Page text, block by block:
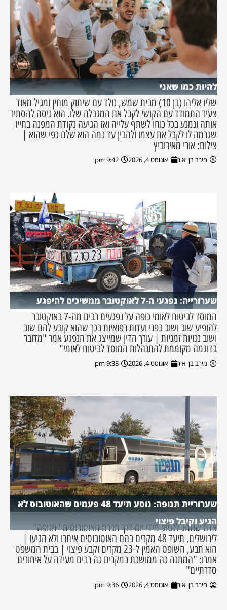
להיות כמו שאני
שליו אליהו (בן 10) מבית שמש, נולד עם שיתוק מוחין ומגיל מאוד
צעיר התמודד עם הקושי לקבל את המגבלה שלו. הוא ניסה להסתיר
אותה ונמנע בכל כוחו לשתף עלייה ואז הגיעה נקודת המפנה בחייו
שגרמה לו לקבל את עצמו ולהבין עד כמה הוא שלם כפי שהוא |
צילום: אורי מאירוביץ
מירב בן יאיר אוגוסט 4, 2026 9:42 pm
שערורייה: נפגעי ה-7 לאוקטובר ממשיכים להיפגע
המוסד לביטוח לאומי כופה על נפגעים רבים מה-7 באוקטובר
להופיע שוב ושוב בפני ועדות רפואיות בכך שהוא קובע להם שוב
ושוב נכויות זמניות | עורך הדין שמייצג את הנפגע אמר "מדובר
בדוגמה מקוממת להתנהלות המוסד לביטוח לאומי"
מירב בן יאיר אוגוסט 4, 2026 9:38 pm
שערוריית תנופה: נוסע תיעד 48 פעמים שהאוטובוס לא
הגיע וקיבל פיצוי
אדם שנוהג לנסוע מידי יום דרך חברת האוטובוסים "תנופה"
לירושלים, תיעד 48 מקרים בהם האוטובוסים איחרו ולא הגיעו |
הוא תבע, השופט האמין ל-23 מקרים וקבע פיצוי | בבית המשפט
אמרו: "המתנה כה ממושכת במקרים כה רבים מעידה על איחורים
סדרתיים"
מירב בן יאיר אוגוסט 4, 2026 9:36 pm